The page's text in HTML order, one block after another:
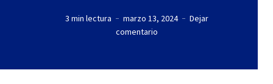
3 min lectura marzo 13, 2024
Dejar
comentario